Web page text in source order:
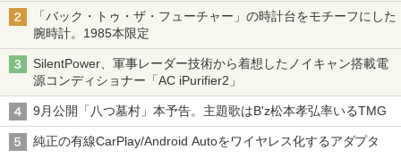
「バック・トゥ・ザ・フューチャー」の時計台をモチーフにした
腕時計。1985本限定
SilentPower、軍事レーダー技術から着想したノイキャン搭載電
源コンディショナー「AC iPurifier2」
9月公開「八つ墓村」本予告。主題歌はB'z松本孝弘率いるTMG
純正の有線CarPlay/Android Autoをワイヤレス化するアダプタ